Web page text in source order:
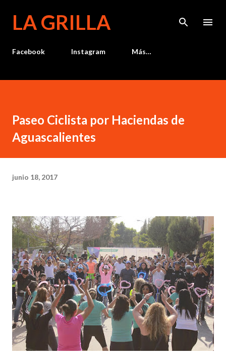
LA GRILLA
Facebook Instagram Más…
Paseo Ciclista por Haciendas de
Aguascalientes
junio 18, 2017